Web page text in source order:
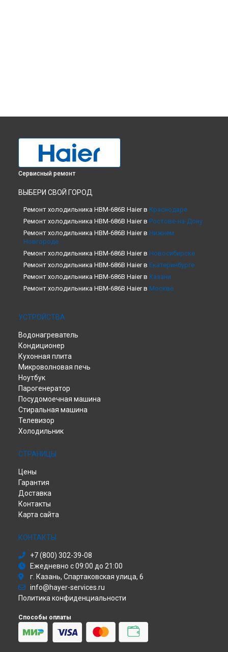
Сервисный ремонт
ВЫБЕРИ СВОЙ ГОРОД
Ремонт холодильника HBM-686B Haier в Краснодаре
Ремонт холодильника HBM-686B Haier в Ростове-на-Дону
Ремонт холодильника HBM-686B Haier в Нижнем
Новгороде
Ремонт холодильника HBM-686B Haier в Новосибирске
Ремонт холодильника HBM-686B Haier в Екатеринбурге
Ремонт холодильника HBM-686B Haier в Казани
Ремонт холодильника HBM-686B Haier в Москве
УСТРОЙСТВА
Водонагреватель
Кондиционер
Кухонная плита
Микроволновая печь
Ноутбук
Парогенератор
Посудомоечная машина
Стиральная машина
Телевизор
Холодильник
СТРАНИЦЫ
Цены
Гарантия
Доставка
Контакты
Карта сайта
КОНТАКТЫ
+7 (800) 302-39-08
Ежедневно с 09:00 до 21:00
г. Казань, Спартаковская улица, 6
info@hayer-services.ru
Политика конфиденциальности
Способы оплаты